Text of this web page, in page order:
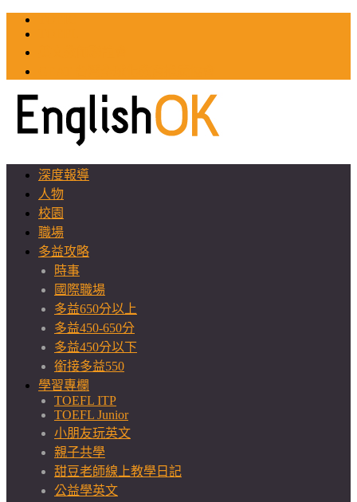
深度報導
人物
校園
職場
多益攻略
時事
國際職場
多益650分以上
多益450-650分
多益450分以下
銜接多益550
學習專欄
TOEFL ITP
TOEFL Junior
小朋友玩英文
親子共學
甜豆老師線上教學日記
公益學英文